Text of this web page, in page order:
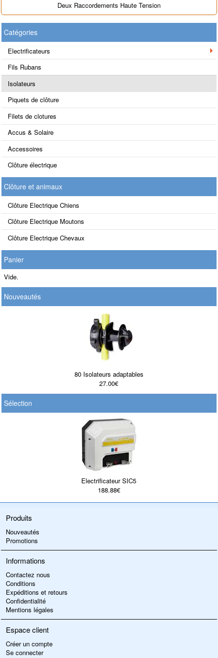
Deux Raccordements Haute Tension
Catégories
Electrificateurs
Fils Rubans
Isolateurs
Piquets de clôture
Filets de clotures
Accus & Solaire
Accessoires
Clôture électrique
Clôture et animaux
Clôture Electrique Chiens
Clôture Electrique Moutons
Clôture Electrique Chevaux
Panier
Vide.
Nouveautés
80 Isolateurs adaptables
27.00€
Sélection
Electrificateur SIC5
188.88€
Produits
Nouveautés
Promotions
Informations
Contactez nous
Conditions
Expéditions et retours
Confidentialité
Mentions légales
Espace client
Créer un compte
Se connecter